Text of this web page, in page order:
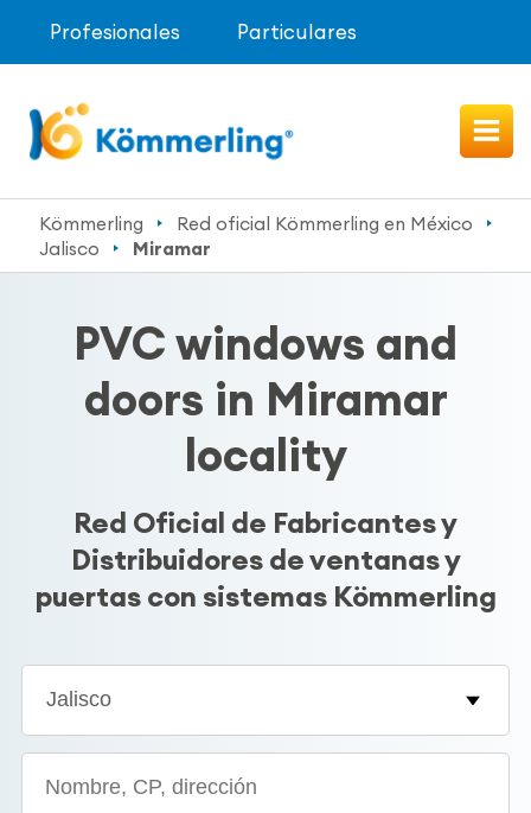
Profesionales Particulares
Kömmerling
Red oficial Kömmerling en México
Jalisco
Miramar
PVC windows and
doors in Miramar
locality
Red Oficial de Fabricantes y
Distribuidores de ventanas y
puertas con sistemas Kömmerling